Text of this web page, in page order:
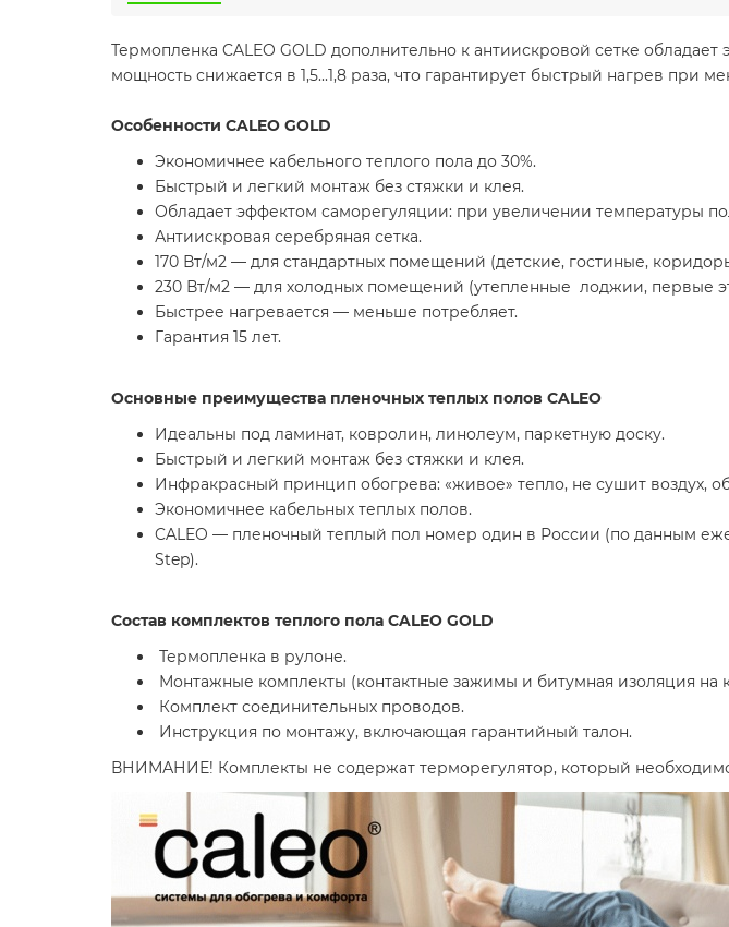
Термопленка CALEO GOLD дополнительно к антиискровой сетке
мощность снижается в 1,5...1,8 раза, что гарантирует быстрый нагрев при
Особенности CALEO GOLD
Экономичнее кабельного теплого пола до 30%.
Быстрый и легкий монтаж без стяжки и клея.
Обладает эффектом саморегуляции: при увеличении температуры
Антиискровая серебряная сетка.
170 Вт/м2 — для стандартных помещений (детские, гостиные,
230 Вт/м2 — для холодных помещений (утепленные лоджии, первые
Быстрее нагревается — меньше потребляет.
Гарантия 15 лет.
Основные преимущества пленочных теплых полов CALEO
Идеальны под ламинат, ковролин, линолеум, паркетную доску.
Быстрый и легкий монтаж без стяжки и клея.
Инфракрасный принцип обогрева: «живое» тепло, не сушит воздух,
Экономичнее кабельных теплых полов.
CALEO — пленочный теплый пол номер один в России (по данным
Step).
Состав комплектов теплого пола CALEO GOLD
Термопленка в рулоне.
Монтажные комплекты (контактные зажимы и битумная изоляция на
Комплект соединительных проводов.
Инструкция по монтажу, включающая гарантийный талон.
ВНИМАНИЕ! Комплекты не содержат терморегулятор, который